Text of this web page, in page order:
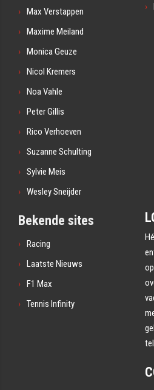
Max Verstappen
Maxime Meiland
Monica Geuze
Nicol Kremers
Noa Vahle
Peter Gillis
Rico Verhoeven
Suzanne Schulting
Sylvie Meis
Wesley Sneijder
Bekende sites
Racing
Laatste Nieuws
F1 Max
Tennis Infinity